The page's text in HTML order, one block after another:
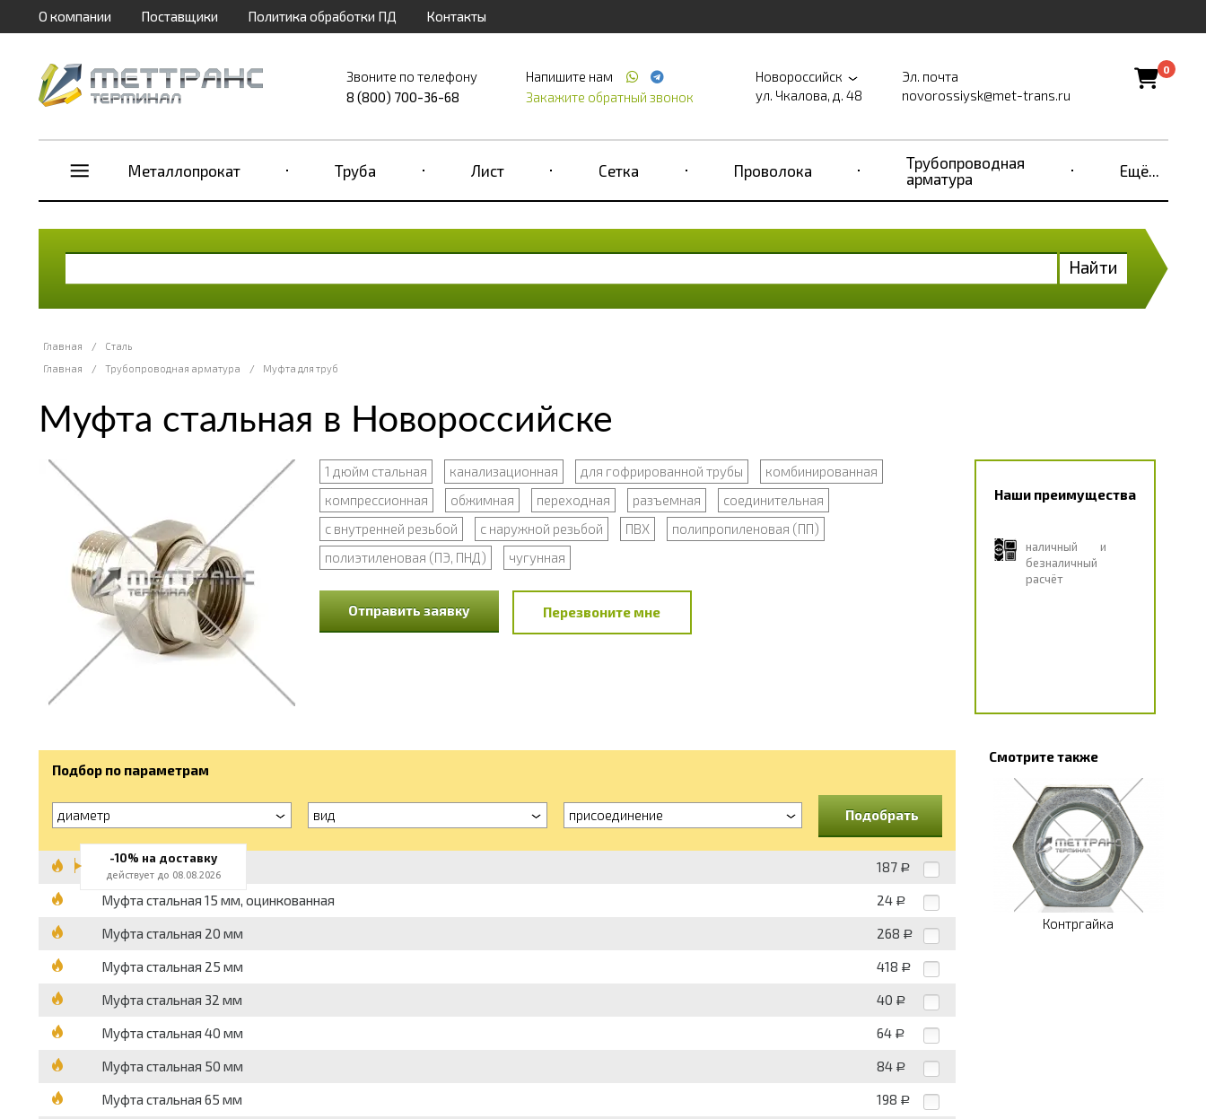
О компании Поставщики Политика обработки ПД Контакты
Звоните по телефону
8 (800) 700-36-68
Напишите нам
Закажите обратный звонок
Новороссийск
ул. Чкалова, д. 48
Эл. почта
novorossiysk@met-trans.ru
0
Металлопрокат Труба Лист Сетка Проволока
Трубопроводная
арматура
Ещё...
Найти
Главная /
Сталь
Главная
/ Трубопроводная арматура / Муфта для труб
Муфта стальная в Новороссийске
1 дюйм стальная канализационная для гофрированной трубы
комбинированная
компрессионная
обжимная переходная разъемная
соединительная
с внутренней резьбой
с наружной резьбой ПВХ
полипропиленовая (ПП)
полиэтиленовая (ПЭ, ПНД)
чугунная
Отправить заявку Перезвоните мне
Наши преимущества
наличный и
безналичный
расчёт
Подбор по параметрам
диаметр вид присоединение Подобрать
Муфта стальная 15 мм 187 Р
Муфта стальная 15 мм, оцинкованная 24 Р
Муфта стальная 20 мм 268 Р
Муфта стальная 25 мм 418 Р
Муфта стальная 32 мм 40 Р
Муфта стальная 40 мм 64 Р
Муфта стальная 50 мм 84 Р
Муфта стальная 65 мм 198 Р
Смотрите также
Контргайка
-10% на доставку
действует до 08.08.2026